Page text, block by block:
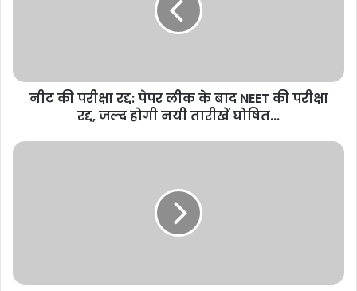
नीट की परीक्षा रद्द: पेपर लीक के बाद NEET की परीक्षा
रद्द, जल्द होगी नयी तारीखें घोषित...